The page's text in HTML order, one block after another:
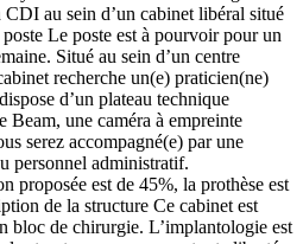
au sein d’un cabinet libéral situé
Le poste est à pourvoir pour un
Situé au sein d’un centre
recherche un(e) praticien(ne)
d’un plateau technique
Beam, une caméra à empreinte
serez accompagné(e) par une
personnel administratif.
proposée est de 45%, la prothèse est
de la structure Ce cabinet est
bloc de chirurgie. L’implantologie est